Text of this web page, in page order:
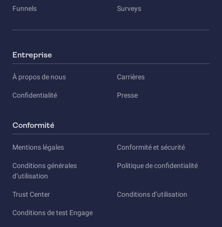
Funnels Surveys
Entreprise
À propos de nous Carrières
Confidentialité Presse
Conformité
Mentions légales Conformité et sécurité
Conditions générales
d’utilisation
Politique de confidentialité
Trust Center Conditions d’utilisation
Conditions de test Engage